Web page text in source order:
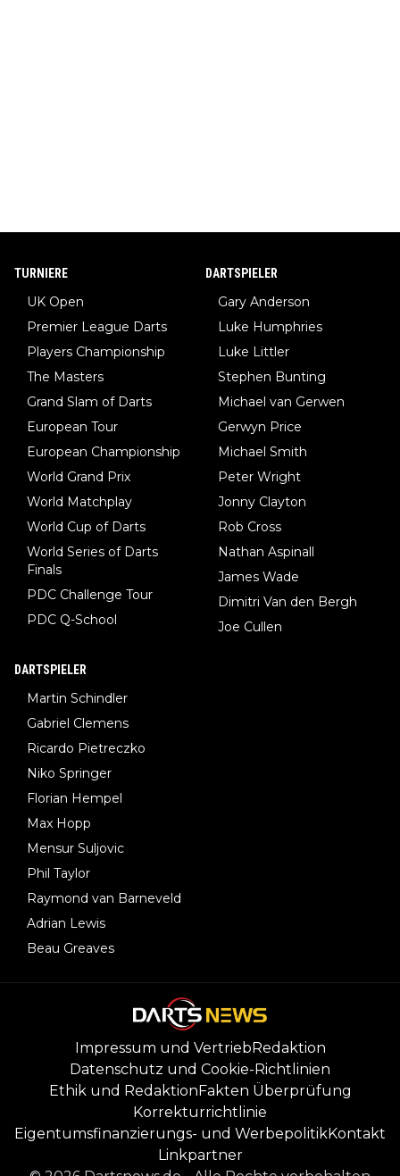
TURNIERE
UK Open
Premier League Darts
Players Championship
The Masters
Grand Slam of Darts
European Tour
European Championship
World Grand Prix
World Matchplay
World Cup of Darts
World Series of Darts
Finals
PDC Challenge Tour
PDC Q-School
DARTSPIELER
Gary Anderson
Luke Humphries
Luke Littler
Stephen Bunting
Michael van Gerwen
Gerwyn Price
Michael Smith
Peter Wright
Jonny Clayton
Rob Cross
Nathan Aspinall
James Wade
Dimitri Van den Bergh
Joe Cullen
DARTSPIELER
Martin Schindler
Gabriel Clemens
Ricardo Pietreczko
Niko Springer
Florian Hempel
Max Hopp
Mensur Suljovic
Phil Taylor
Raymond van Barneveld
Adrian Lewis
Beau Greaves
Impressum und Vertrieb Redaktion
Datenschutz und Cookie-Richtlinien
Ethik und Redaktion Fakten Überprüfung
Korrekturrichtlinie
Eigentumsfinanzierungs- und WerbepolitikKontakt
Linkpartner